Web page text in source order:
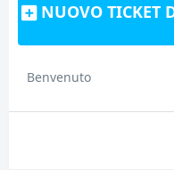
NUOVO TICKET
Benvenuto